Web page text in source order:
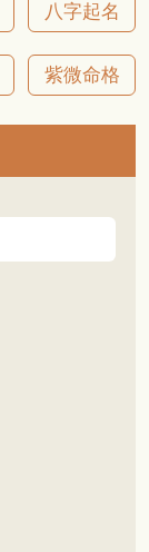
八字起名
紫微命格